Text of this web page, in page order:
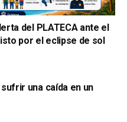
del PLATECA ante el
por el eclipse de sol
una caída en un